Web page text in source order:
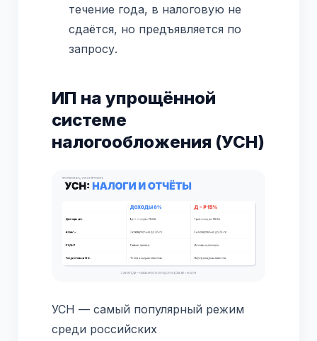
течение года, в налоговую не
сдаётся, но предъявляется по
запросу.
ИП на упрощённой
системе
налогообложения (УСН)
УСН — самый популярный режим
среди российских